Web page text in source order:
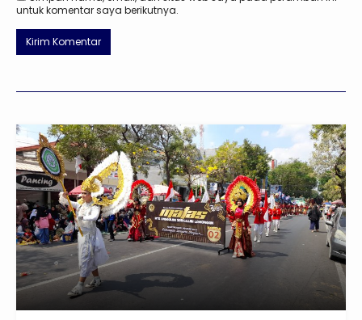
untuk komentar saya berikutnya.